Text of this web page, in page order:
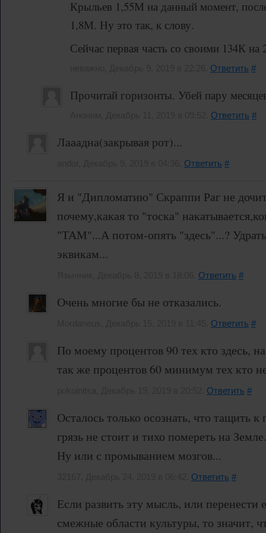
Крыльев 1,55М на данный момент,
1,8М. Ну это так, к слову.
Сейчас первая часть со своими 134К на
Ответить #
Прочитай горизонты. Убей пару
Ответить #
Лааадна(закрывая рот)...
Ответить #
Я и "Дипломатию" Скраппи Раг не
почему,какая то "тоска"
"ТАМ"...А потом-опять "здесь"...?
эквикам...
Ответить #
Очень многие бы не отказались.
Ответить #
По моему процентов 90 тех кто здесь,
так же процентов 60 минимум тех кто
Ответить #
Осталось только осознать, что тащить
грязь не стоит и тихо помереть на Земле.
Ну или с промыванием мозгов...
Ответить #
Если развить эту мысль, или перенести
смежные области культуры, то значит,